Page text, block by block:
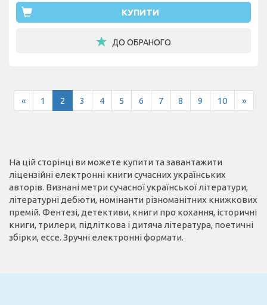
КУПИТИ
ДО ОБРАНОГО
« 1 2 3 4 5 6 7 8 9 10 »
На цій сторінці ви можете купити та завантажити
ліцензійні електронні книги сучасних українських
авторів. Визнані метри сучасної української літератури,
літературні дебюти, номінанти різноманітних книжкових
премій. Фентезі, детективи, книги про кохання, історичні
книги, трилери, підліткова і дитяча література, поетичні
збірки, ессе. Зручні електронні формати.